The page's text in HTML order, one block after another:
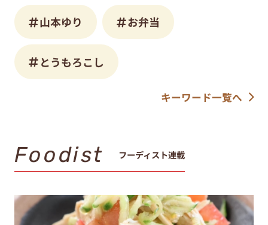
山本ゆり お弁当
とうもろこし
キーワード一覧へ
Foodist フーディスト連載